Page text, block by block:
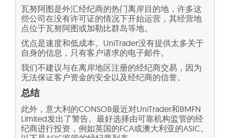
瓦努阿图是外汇经纪商的热门离岸目的地，许多这
些公司在没有许可证的情况下开始运营，其经营地
点位于瓦努阿图或加勒比群岛等地。
优点是速度和低成本。UniTrader没有提供太多关于
自身的信息，只有客户请求的电子邮件。
我们不建议与在离岸地区注册的经纪商交易，因为
无法保证客户资金的安全以及经纪商的信誉。
总结
此外，意大利的CONSOB最近对UniTrader和BMFN
Limited发出了警告。最好选择由可靠机构监管的经
纪商进行投资，例如英国的FCA或澳大利亚的ASIC。